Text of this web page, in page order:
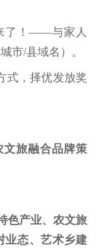
了！——与家人
市/县域名）。
式，择优发放奖
旅融合品牌策
色产业、农文旅
业态、艺术乡建